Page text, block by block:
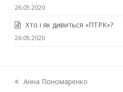
26.05.2020
Хто і як дивиться «ПТРК»?
26.05.2020
previous
Анна Пономаренко